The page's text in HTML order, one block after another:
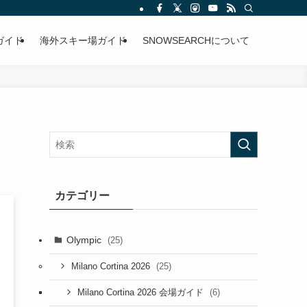
イド 海外スキー場ガイド SNOWSEARCHについて
カテゴリー
Olympic (25)
Milano Cortina 2026 (25)
Milano Cortina 2026 会場ガイド (6)